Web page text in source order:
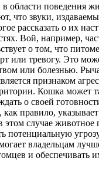
области поведения
что звуки,
рассказать о их
Вой, например,
о том, что
или тревогу. Это
или болезнью.
признаком
Кошка может
о своей
правило,
этом случае животное
потенциальную
владельцам
и обеспечивать